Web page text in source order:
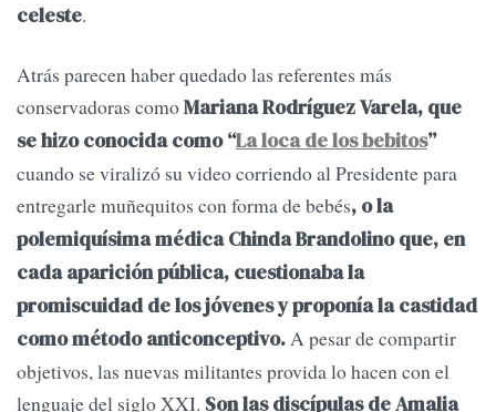
celeste.
Atrás parecen haber quedado las referentes más
conservadoras comoMariana Rodríguez Varela, que
se hizo conocida como “La loca de los bebitos”
cuando se viralizó su video corriendo al Presidente para
entregarle muñequitos con forma de bebés, o la
polemiquísima médica Chinda Brandolino que, en
cada aparición pública, cuestionaba la
promiscuidad de los jóvenes y proponía la castidad
como método anticonceptivo.A pesar de compartir
objetivos, las nuevas militantes provida lo hacen con el
lenguaje del siglo XXI. Son las discípulas de Amalia